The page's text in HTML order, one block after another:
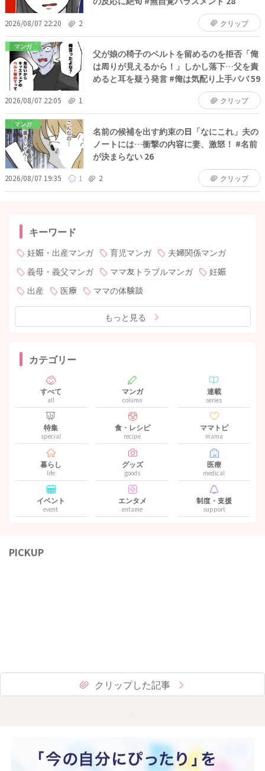
2026/08/07 22:20 2 クリップ
マンガ
父が娘の椅子のベルトを留めるのを拒否「俺
は周りが見えるから！」しかし落下…父を責
めると耳を疑う発言 #俺は気配り上手パパ 59
2026/08/07 22:05 1 クリップ
マンガ
名前の候補を出す約束の日「なにこれ」夫の
ノートには…衝撃の内容に妻、激怒！ #名前
が決まらない 26
2026/08/07 19:35 1 2 クリップ
キーワード
妊娠・出産マンガ 育児マンガ
夫婦関係マンガ
義母・義父マンガ
ママ友トラブルマンガ
妊娠
出産
医療 ママの体験談
もっと見る
カテゴリー
すべて
all
マンガ
column
連載
series
特集
special
食・レシピ
recipe
ママトピ
mama
暮らし
life
グッズ
goods
医療
medical
イベント
event
エンタメ
entame
制度・支援
support
PICKUP
クリップした記事